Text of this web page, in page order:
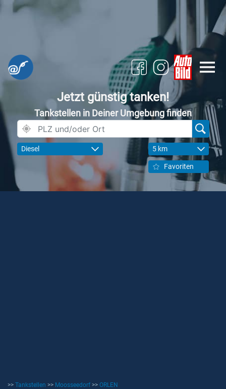
Jetzt günstig tanken!
Tankstellen in Deiner Umgebung finden
Diesel 5 km
Favoriten
>> Tankstellen >> Moosseedorf >> ORLEN